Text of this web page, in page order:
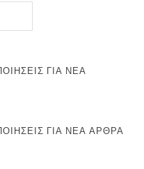
ΓΙΑ ΝΈΑ
ΓΙΑ ΝΈΑ ΆΡΘΡΑ